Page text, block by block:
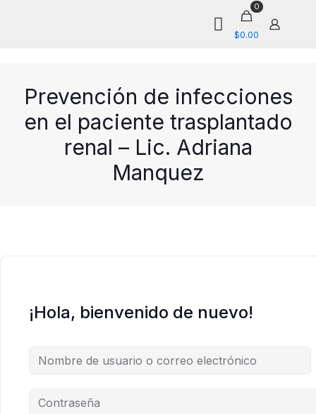
0
$0.00
Prevención de infecciones
en el paciente trasplantado
renal – Lic. Adriana
Manquez
¡Hola, bienvenido de nuevo!